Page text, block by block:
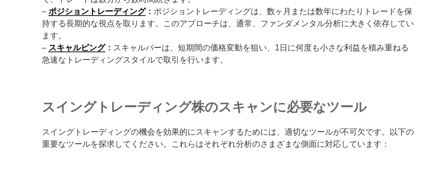
–ポジショントレーディング： ポジショントレーディングは、数ヶ月または数年にわたりトレードを保
持する長期的な視点を取ります。このアプローチは、通常、ファンダメンタル分析に大きく依存してい
ます。
– スキャルピング： スキャルパーは、短期間の価格変動を狙い、1日に何度も小さな利益を積み重ねる
急速なトレーディングスタイルで取引を行います。
スイングトレーディング株のスキャンに必要なツール
スイングトレーディングの機会を効果的にスキャンするためには、適切なツールが不可欠です。以下の
重要なツールを探求してください。これらはそれぞれ分析のさまざまな側面に対応しています：